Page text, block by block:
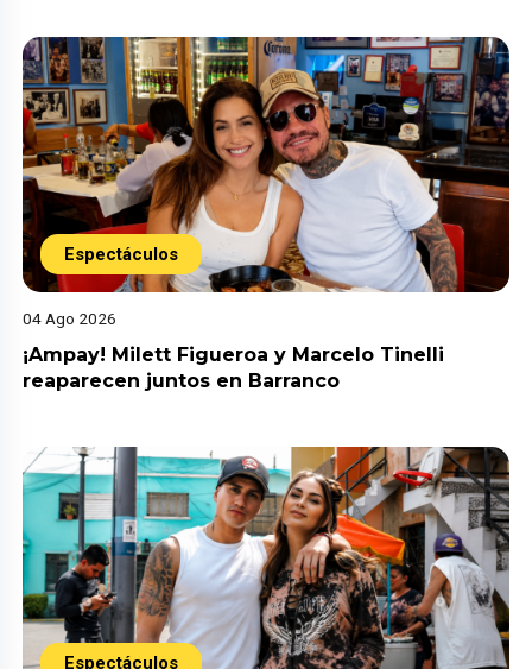
Espectáculos
04 Ago 2026
¡Ampay! Milett Figueroa y Marcelo Tinelli
reaparecen juntos en Barranco
Espectáculos